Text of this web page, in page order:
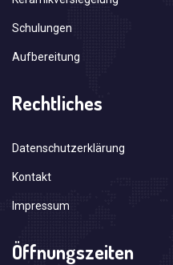
Schulungen
Aufbereitung
Rechtliches
Datenschutzerklärung
Kontakt
Impressum
Öffnungszeiten